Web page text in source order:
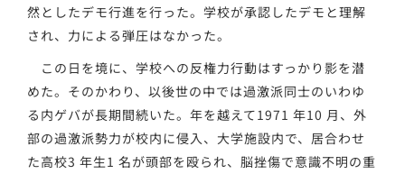
然としたデモ行進を行った。学校が承認したデモと理解
され、力による弾圧はなかった。
この日を境に、学校への反権力行動はすっかり影を潜
めた。そのかわり、以後世の中では過激派同士のいわゆ
る内ゲバが長期間続いた。年を越えて1971 年10 月、外
部の過激派勢力が校内に侵入、大学施設内で、居合わせ
た高校3 年生1 名が頭部を殴られ、脳挫傷で意識不明の重